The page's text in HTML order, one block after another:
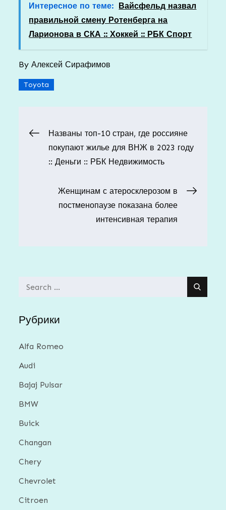
Интересное по теме: Вайсфельд назвал
правильной смену Ротенберга на
Ларионова в СКА :: Хоккей :: РБК Спорт
ByАлексей Сирафимов
Toyota
Навигация
по
записям
Названы топ-10 стран, где россияне
покупают жилье для ВНЖ в 2023 году
:: Деньги :: РБК Недвижимость
Женщинам с атеросклерозом в
постменопаузе показана более
интенсивная терапия
Search
Рубрики
Alfa Romeo
Audi
Bajaj Pulsar
BMW
Buick
Changan
Chery
Chevrolet
Citroen